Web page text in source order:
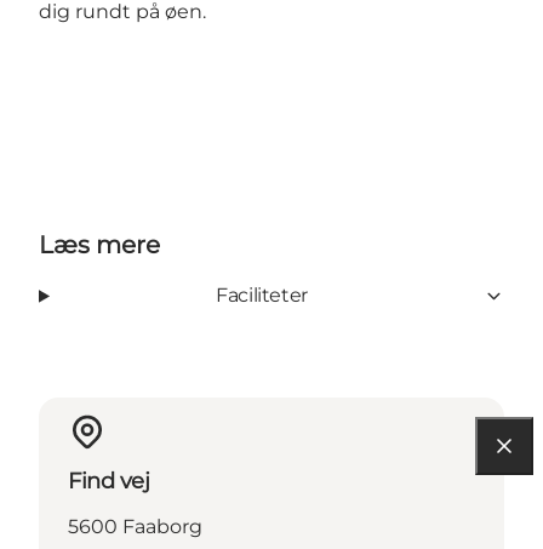
dig rundt på øen.
Læs mere
Faciliteter
Find vej
5600 Faaborg